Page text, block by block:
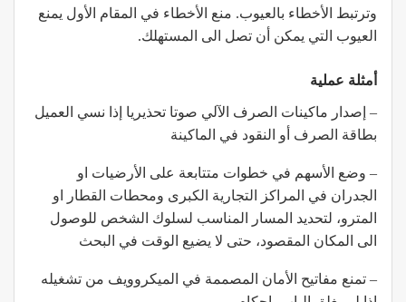
وترتبط الأخطاء بالعيوب. منع الأخطاء في المقام الأول يمنع
العيوب التي يمكن أن تصل الى المستهلك.
أمثلة عملية
– إصدار ماكينات الصرف الآلي صوتا تحذيريا إذا نسي العميل
بطاقة الصرف أو النقود في الماكينة
– وضع الأسهم في خطوات متتابعة على الأرضيات او
الجدران في المراكز التجارية الكبرى ومحطات القطار او
المترو، لتحديد المسار المناسب لسلوك الشخص للوصول
الى المكان المقصود، حتى لا يضيع الوقت في البحث
– تمنع مفاتيح الأمان المصممة في الميكروويف من تشغيله